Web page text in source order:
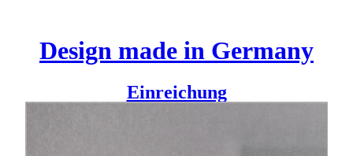
Design made in Germany
Einreichung